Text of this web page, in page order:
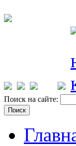
Поиск на сайте: